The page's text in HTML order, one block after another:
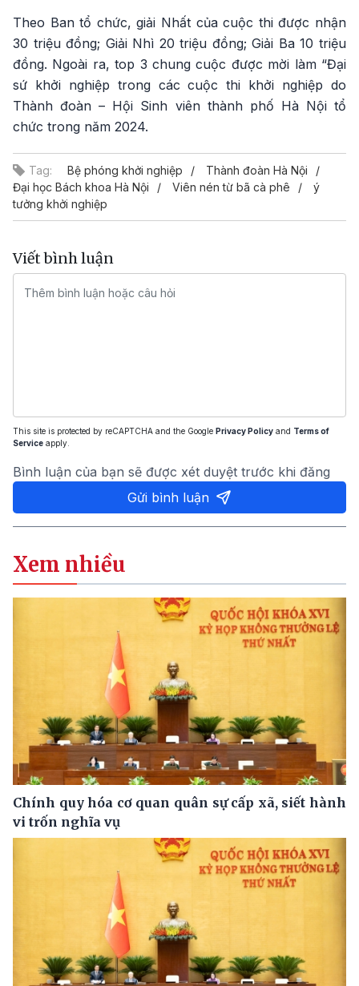
Theo Ban tổ chức, giải Nhất của cuộc thi được nhận
30 triệu đồng; Giải Nhì 20 triệu đồng; Giải Ba 10 triệu
đồng. Ngoài ra, top 3 chung cuộc được mời làm “Đại
sứ khởi nghiệp trong các cuộc thi khởi nghiệp do
Thành đoàn – Hội Sinh viên thành phố Hà Nội tổ
chức trong năm 2024.
Tag: Bệ phóng khởi nghiệp
Thành đoàn Hà Nội
Đại học Bách khoa Hà Nội
Viên nén từ bã cà phê
ý
tưởng khởi nghiệp
Viết bình luận
This site is protected by reCAPTCHA and the Google Privacy Policy and Terms of
Service apply.
Bình luận của bạn sẽ được xét duyệt trước khi đăng
Gửi bình luận
Xem nhiều
Chính quy hóa cơ quan quân sự cấp xã, siết hành
vi trốn nghĩa vụ